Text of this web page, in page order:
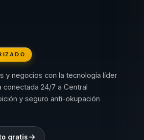
y negocios con la tecnología líder
conectada 24/7 a Central
y seguro anti-okupación
gratis